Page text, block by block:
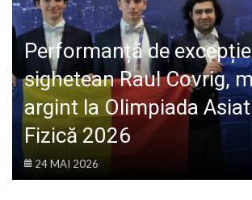
POLITIC
LIFE
Performanță de
sighetean Raul Covrig,
argint la Olimpiada
Fizică 2026
24 MAI 2026